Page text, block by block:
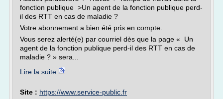
fonction publique >Un agent de la fonction publique perd-
il des RTT en cas de maladie ?
Votre abonnement a bien été pris en compte.
Vous serez alerté(e) par courriel dès que la page « Un
agent de la fonction publique perd-il des RTT en cas de
maladie ? » sera...
Lire la suite
Site : https://www.service-public.fr